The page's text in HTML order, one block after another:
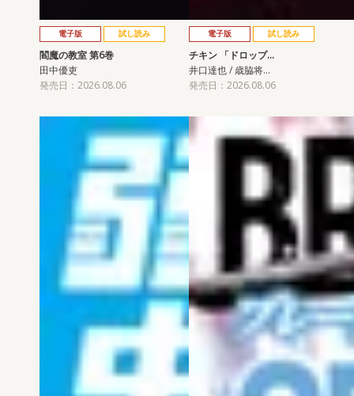
電子版 試し読み
閻魔の教室 第6巻
田中優吏
発売日：2026.08.06
電子版 試し読み
チキン 「ドロップ…
井口達也 / 歳脇将…
発売日：2026.08.06